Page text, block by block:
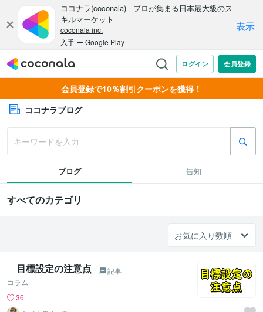
会員登録で10％割引クーポンを獲得！
ココナラブログ
ブログ 告知
すべてのカテゴリ
目標設定の注意点
記事
コラム
36